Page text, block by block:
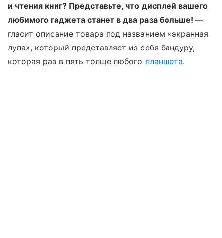
и чтения книг? Представьте, что дисплей вашего
любимого гаджета станет в два раза больше!—
гласит описание товара под названием «экранная
лупа», который представляет из себя бандуру,
которая раз в пять толще любого планшета.